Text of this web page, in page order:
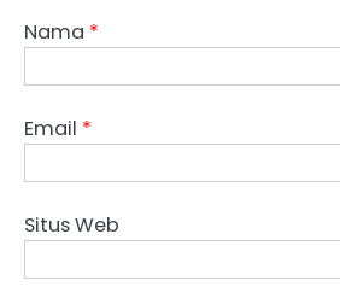
Nama *
Email *
Situs Web